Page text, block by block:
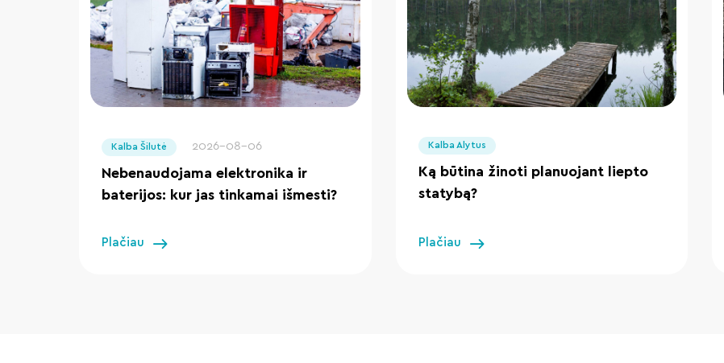
Kalba Šilutė 2026-08-06
Nebenaudojama elektronika ir
baterijos: kur jas tinkamai išmesti?
Plačiau
Kalba Alytus
Ką būtina žinoti planuojant liepto
statybą?
Plačiau